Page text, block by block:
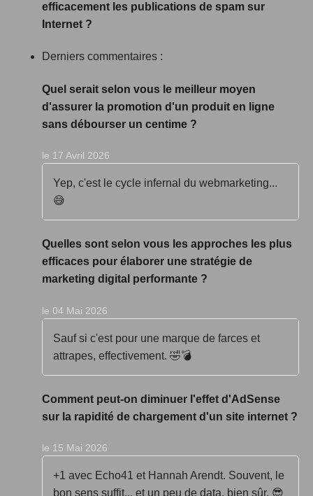
efficacement les publications de spam sur
Internet ?
Derniers commentaires :
Quel serait selon vous le meilleur moyen
d'assurer la promotion d'un produit en ligne
sans débourser un centime ?
le 17 Avril 2026
Yep, c'est le cycle infernal du webmarketing...
😅
Quelles sont selon vous les approches les plus
efficaces pour élaborer une stratégie de
marketing digital performante ?
le 04 Mai 2026
Sauf si c'est pour une marque de farces et
attrapes, effectivement. 🤣💣
Comment peut-on diminuer l'effet d'AdSense
sur la rapidité de chargement d'un site internet ?
le 15 Mai 2026
+1 avec Echo41 et Hannah Arendt. Souvent, le
bon sens suffit... et un peu de data, bien sûr. 😎